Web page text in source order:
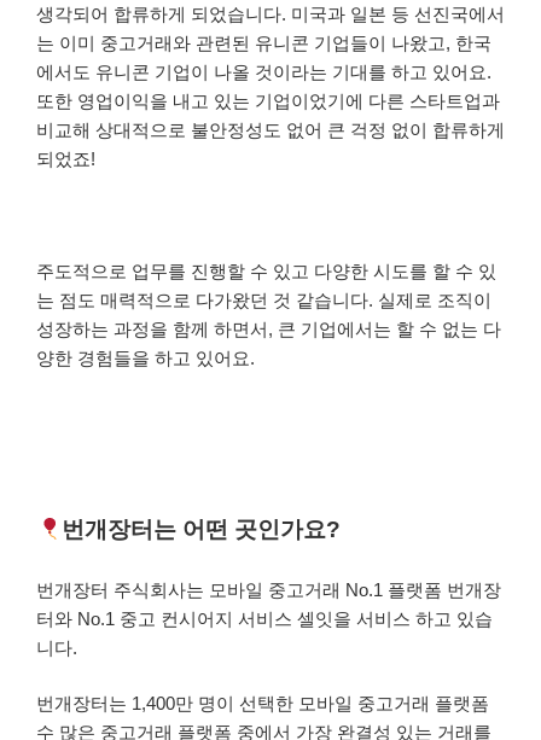
생각되어 합류하게 되었습니다. 미국과 일본 등 선진국에서
는 이미 중고거래와 관련된 유니콘 기업들이 나왔고, 한국
에서도 유니콘 기업이 나올 것이라는 기대를 하고 있어요.
또한 영업이익을 내고 있는 기업이었기에 다른 스타트업과
비교해 상대적으로 불안정성도 없어 큰 걱정 없이 합류하게
되었죠!
주도적으로 업무를 진행할 수 있고 다양한 시도를 할 수 있
는 점도 매력적으로 다가왔던 것 같습니다. 실제로 조직이
성장하는 과정을 함께 하면서, 큰 기업에서는 할 수 없는 다
양한 경험들을 하고 있어요.
번개장터는 어떤 곳인가요?
번개장터 주식회사는 모바일 중고거래 No.1 플랫폼 번개장
터와 No.1 중고 컨시어지 서비스 셀잇을 서비스 하고 있습
니다.
번개장터는 1,400만 명이 선택한 모바일 중고거래 플랫폼
수 많은 중고거래 플랫폼 중에서 가장 완결성 있는 거래를